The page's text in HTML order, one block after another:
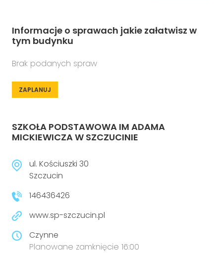
Informacje o sprawach jakie załatwisz w
tym budynku
Brak podanych spraw
ZAPLANUJ
SZKOŁA PODSTAWOWA IM ADAMA
MICKIEWICZA W SZCZUCINIE
ul. Kościuszki 30
Szczucin
146436426
www.sp-szczucin.pl
Czynne
Planowane zamknięcie 16:00